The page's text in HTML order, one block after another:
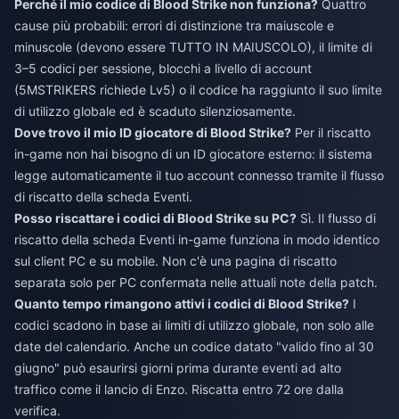
Perché il mio codice di Blood Strike non funziona? Quattro
cause più probabili: errori di distinzione tra maiuscole e
minuscole (devono essere TUTTO IN MAIUSCOLO), il limite di
3–5 codici per sessione, blocchi a livello di account
(5MSTRIKERS richiede Lv5) o il codice ha raggiunto il suo limite
di utilizzo globale ed è scaduto silenziosamente.
Dove trovo il mio ID giocatore di Blood Strike? Per il riscatto
in-game non hai bisogno di un ID giocatore esterno: il sistema
legge automaticamente il tuo account connesso tramite il flusso
di riscatto della scheda Eventi.
Posso riscattare i codici di Blood Strike su PC? Sì. Il flusso di
riscatto della scheda Eventi in-game funziona in modo identico
sul client PC e su mobile. Non c'è una pagina di riscatto
separata solo per PC confermata nelle attuali note della patch.
Quanto tempo rimangono attivi i codici di Blood Strike? I
codici scadono in base ai limiti di utilizzo globale, non solo alle
date del calendario. Anche un codice datato "valido fino al 30
giugno" può esaurirsi giorni prima durante eventi ad alto
traffico come il lancio di Enzo. Riscatta entro 72 ore dalla
verifica.